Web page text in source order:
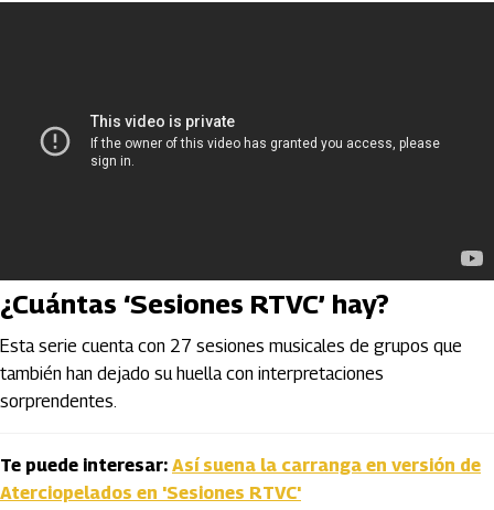
¿Cuántas ‘Sesiones RTVC’ hay?
Esta serie cuenta con 27 sesiones musicales de grupos que
también han dejado su huella con interpretaciones
sorprendentes.
Te puede interesar: Así suena la carranga en versión de
Aterciopelados en 'Sesiones RTVC'